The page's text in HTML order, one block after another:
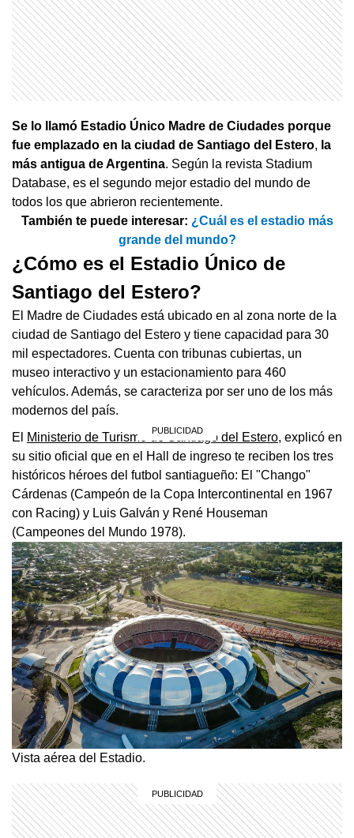
Se lo llamó Estadio Único Madre de Ciudades porque
fue emplazado en la ciudad de Santiago del Estero, la
más antigua de Argentina. Según la revista Stadium
Database, es el segundo mejor estadio del mundo de
todos los que abrieron recientemente.
También te puede interesar: ¿Cuál es el estadio más
grande del mundo?
¿Cómo es el Estadio Único de
Santiago del Estero?
El Madre de Ciudades está ubicado en al zona norte de la
ciudad de Santiago del Estero y tiene capacidad para 30
mil espectadores. Cuenta con tribunas cubiertas, un
museo interactivo y un estacionamiento para 460
vehículos. Además, se caracteriza por ser uno de los más
modernos del país.
El
Ministerio de Turismo de Santiago del Estero, explicó en
su sitio oficial que en el Hall de ingreso te reciben los tres
históricos héroes del futbol santiagueño: El "Chango"
Cárdenas (Campeón de la Copa Intercontinental en 1967
con Racing) y Luis Galván y René Houseman
(Campeones del Mundo 1978).
Vista aérea del Estadio.